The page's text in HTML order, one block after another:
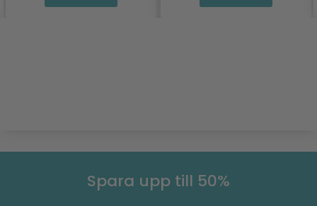
Spara upp till 50%